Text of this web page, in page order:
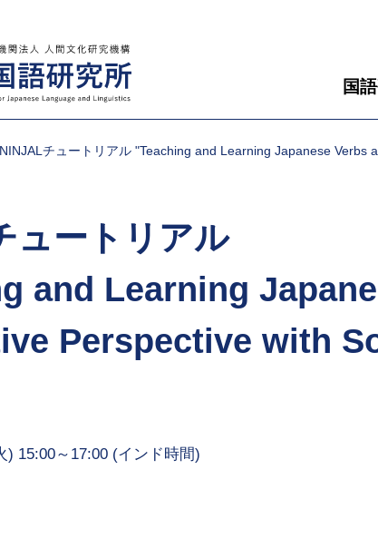
人間文化研究機
国
NINJALチュートリアル "Teaching and Learning Japanese
ュートリアル
and Learning
Perspective with
) 15:00～17:00 (インド時間)